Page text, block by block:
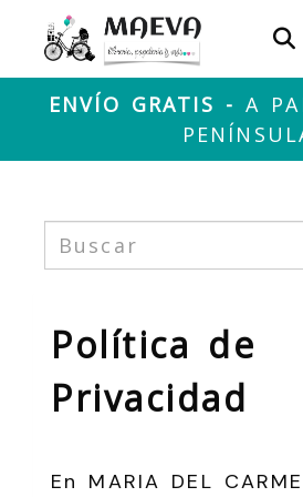
ENVÍO GRATIS - A
Política de
Privacidad
En MARIA DEL